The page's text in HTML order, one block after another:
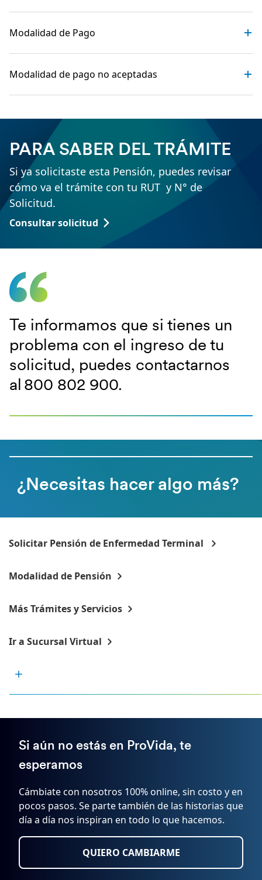
Modalidad de Pago
Modalidad de pago no aceptadas
PARA SABER DEL TRÁMITE
Si ya solicitaste esta Pensión, puedes revisar
cómo va el trámite con tu RUT y N° de
Solicitud.
Consultar solicitud
Te informamos que si tienes un
problema con el ingreso de tu
solicitud, puedes contactarnos
al 800 802 900.
¿Necesitas hacer algo más?
Solicitar Pensión de Enfermedad Terminal
Modalidad de Pensión
Más Trámites y Servicios
Ir a Sucursal Virtual
Si aún no estás en ProVida, te
esperamos
Cámbiate con nosotros 100% online, sin costo y en
pocos pasos. Se parte también de las historias que
día a día nos inspiran en todo lo que hacemos.
QUIERO CAMBIARME